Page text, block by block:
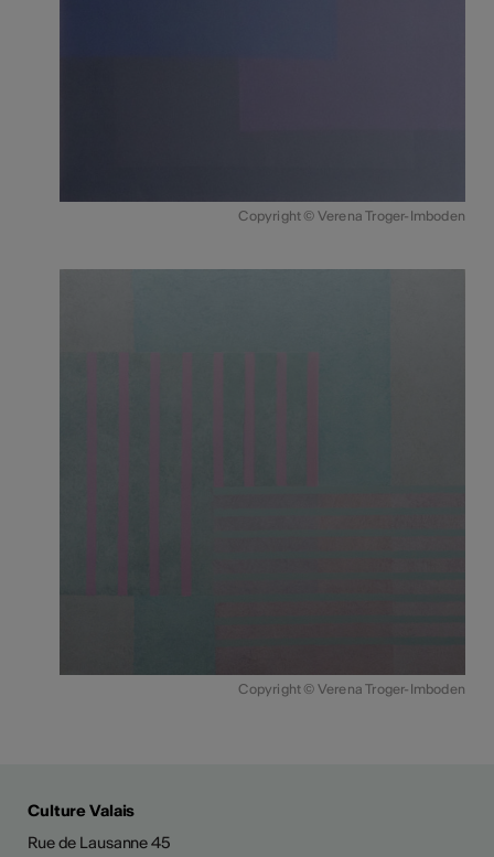
Copyright © Verena Troger-Imboden
Copyright © Verena Troger-Imboden
Culture Valais
Rue de Lausanne 45